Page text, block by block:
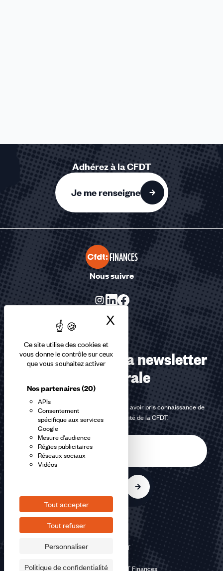
Ce site utilise des cookies et
vous donne le contrôle sur ceux
que vous souhaitez activer
Nos partenaires(20)
APIs
Consentement
spécifique aux services
Google
Mesure d'audience
Régies publicitaires
Réseaux sociaux
Vidéos
Tout accepter
Tout refuser
Personnaliser
Politique de confidentialité
X Masquer le
Adhérez à la CFDT
Je me renseigne
FINANCES
Nous suivre
Abonnez-vous à la newsletter
confédérale
En m'inscrivant à la newsletter, j'affirme avoir pris connaissance de
lapolitique de confidentialité de la CFDT.
©2026 CFDT
Mentions légales CFDT Finances